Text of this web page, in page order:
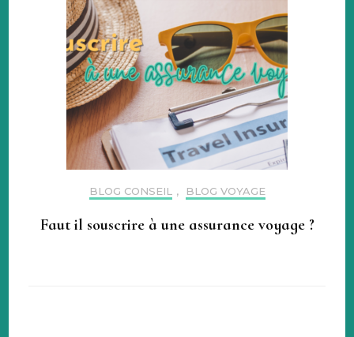
BLOG CONSEIL , BLOG VOYAGE
Faut il souscrire à une assurance voyage ?